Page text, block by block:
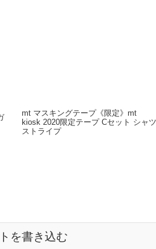
mt マスキングテープ《限定》mt
kiosk 2020限定テープ Cセット シャツ
ストライプ
を書き込む